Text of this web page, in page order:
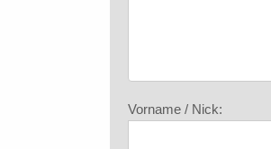
Vorname / Nick: